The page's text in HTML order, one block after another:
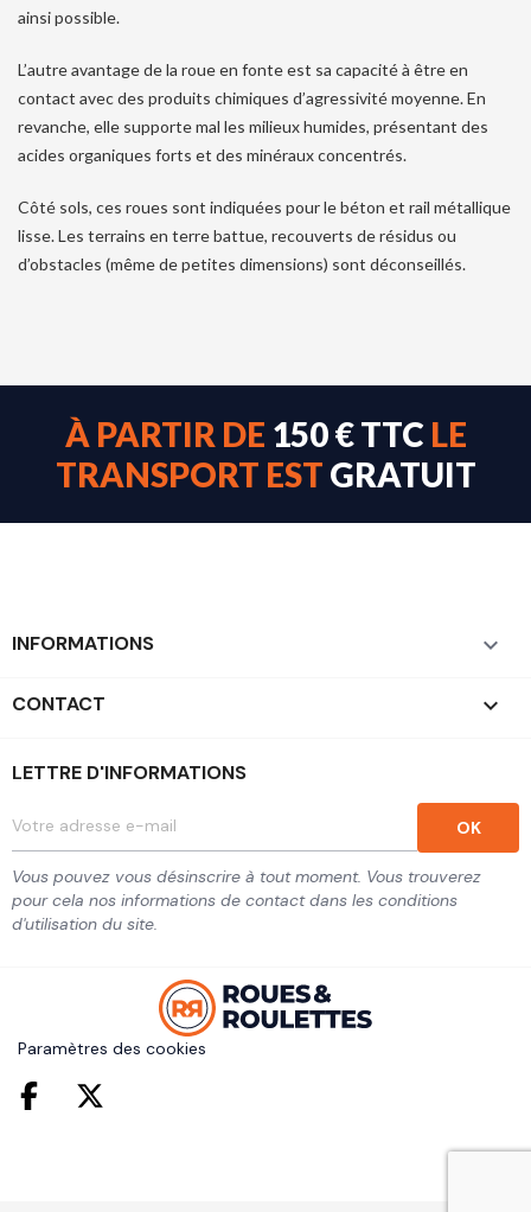
ainsi possible.
L’autre avantage de la roue en fonte est sa capacité à être en
contact avec des produits chimiques d’agressivité moyenne. En
revanche, elle supporte mal les milieux humides, présentant des
acides organiques forts et des minéraux concentrés.
Côté sols, ces roues sont indiquées pour le béton et rail métallique
lisse. Les terrains en terre battue, recouverts de résidus ou
d’obstacles (même de petites dimensions) sont déconseillés.
À PARTIR DE 150 € TTC LE
TRANSPORT EST GRATUIT
INFORMATIONS 
CONTACT keyboard_arrow_down
LETTRE D'INFORMATIONS
Vous pouvez vous désinscrire à tout moment. Vous trouverez
pour cela nos informations de contact dans les conditions
d'utilisation du site.
Paramètres des cookies
Facebook